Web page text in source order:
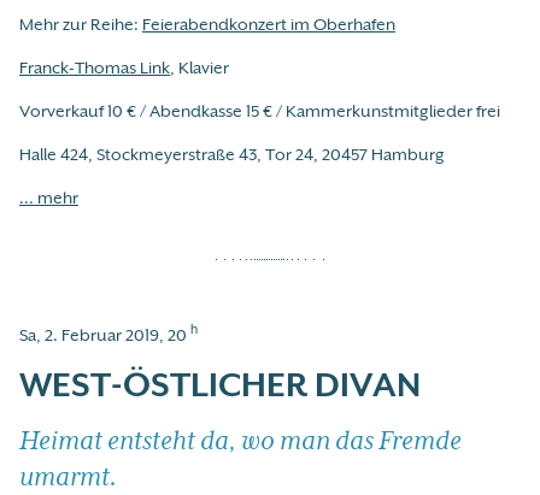
Mehr zur Reihe: Feierabendkonzert im Oberhafen
Franck-Thomas Link, Klavier
Vorverkauf 10 € / Abendkasse 15 € / Kammerkunstmitglieder frei
Halle 424, Stockmeyerstraße 43, Tor 24, 20457 Hamburg
... mehr
Sa, 2. Februar 2019, 20 h
WEST-ÖSTLICHER DIVAN
Heimat entsteht da, wo man das Fremde
umarmt.